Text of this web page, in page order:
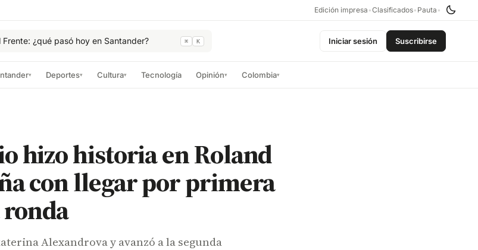
Edición impresa •Clasificados• Pauta •
Frente: ¿qué pasó hoy en Santander? ⌘ K Iniciar sesión Suscribirse
▾ Deportes▾ Cultura▾ Tecnología Opinión▾ Colombia▾
hizo historia en Roland
con llegar por primera
Alexandrova y avanzó a la segunda